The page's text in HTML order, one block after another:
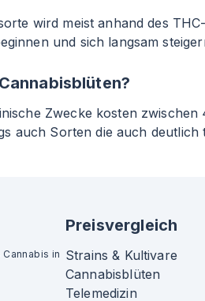
wird meist anhand des
und sich langsam
Zwecke kosten
auch Sorten die auch
in
Preisvergleich
Strains & Kultivare
Cannabisblüten
Telemedizin